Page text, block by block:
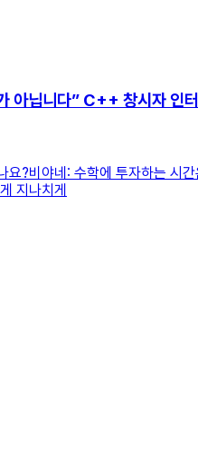
아닙니다” C++ 창시자 인
?비야네: 수학에 투자하는 시
지나치게